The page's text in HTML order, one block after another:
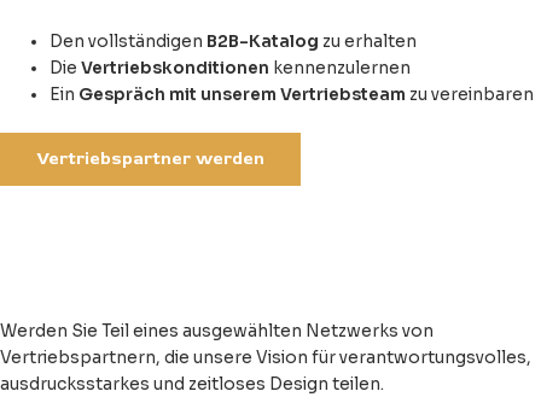
Den vollständigen B2B-Katalog zu erhalten
DieVertriebskonditionen kennenzulernen
Ein Gespräch mit unserem Vertriebsteam zu vereinbaren
Vertriebspartner werden
Werden Sie Teil eines ausgewählten Netzwerks von
Vertriebspartnern, die unsere Vision für verantwortungsvolles,
ausdrucksstarkes und zeitloses Design teilen.